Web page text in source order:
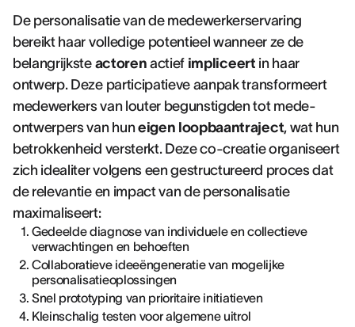
De personalisatie van de medewerkerservaring
bereikt haar volledige potentieel wanneer ze de
belangrijkste actoren actief impliceert in haar
ontwerp. Deze participatieve aanpak transformeert
medewerkers van louter begunstigden tot mede-
ontwerpers van huneigen loopbaantraject, wat hun
betrokkenheid versterkt. Deze co-creatie organiseert
zich idealiter volgens een gestructureerd proces dat
de relevantie en impact van de personalisatie
maximaliseert:
Gedeelde diagnose van individuele en collectieve
verwachtingen en behoeften
Collaboratieve ideeëngeneratie van mogelijke
personalisatieoplossingen
Snel prototyping van prioritaire initiatieven
Kleinschalig testen voor algemene uitrol